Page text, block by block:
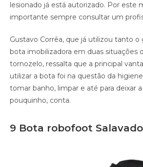
lesionado já está autorizado. Por este
importante sempre consultar um
Gustavo Corrêa, que já utilizou tanto o
bota imobilizadora em duas situações
tornozelo, ressalta que a principal
utilizar a bota foi na questão da
tomar banho, limpar e até para deixar
pouquinho, conta.
9 Bota robofoot